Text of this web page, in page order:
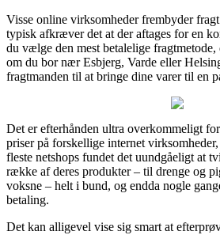
Visse online virksomheder frembyder
typisk afkræver det at der aftages for en
du vælge den mest betalelige
om du bor nær Esbjerg, Varde eller
fragtmanden til at bringe dine varer til en
Det er efterhånden ultra overkommeligt
priser på forskellige internet
fleste netshops fundet det uundgåeligt at
række af deres produkter – til drenge og
voksne – helt i bund, og endda nogle
betaling.
Det kan alligevel vise sig smart at